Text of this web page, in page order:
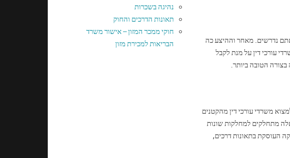
נדרשים. מאחר וההיצע כה
עורכי דין על מנת לקבל
הטובה ביותר.
משרדי עורכי דין מהקטנים
מתחלקים למחלקות שונות
העוסקת בתאונות דרכים,
נהיגה בשכרות
תאונות הדרכים והחוק
חוקי ממכר המזון – אישור משרד
הבריאות למכירת מזון